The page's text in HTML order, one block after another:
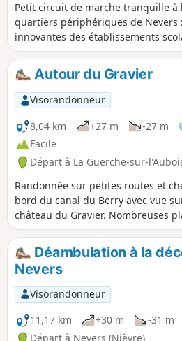
Petit circuit de marche tranquille à
quartiers périphériques de Nevers
innovantes des établissements
architectures des maisons
Bérégovoy, une cité dans la ville,
et le val.Autour du Gravier
Visorandonneur
8,04 km
+27 m -27 m
Facile
Départ à La Guerche-sur-
Randonnée sur petites routes et
bord du canal du Berry avec vue
château du Gravier. Nombreuses
stationnement sur la place de
monument classé du XIIe siècle est
certaines heures en fonction des
Gravier ancienne commune avant
absorbée par la Guerche- sur-
Déambulation à la
Nevers
Visorandonneur
11,17 km
+30 m -31 m
Départ à Nevers (Nièvre)